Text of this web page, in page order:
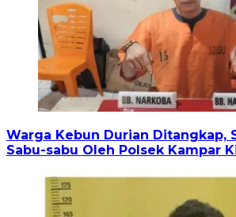
Warga Kebun Durian Ditangkap,
Sabu-sabu Oleh Polsek Kampar